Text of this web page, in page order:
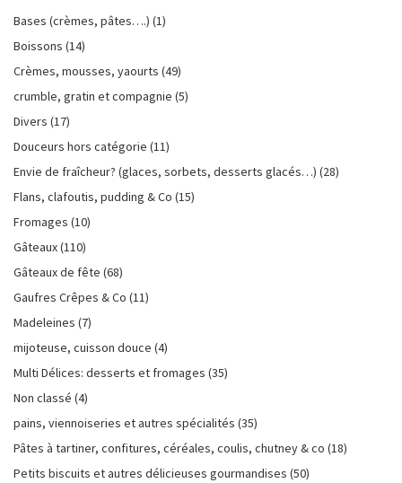
Bases (crèmes, pâtes….) (1)
Boissons (14)
Crèmes, mousses, yaourts (49)
crumble, gratin et compagnie (5)
Divers (17)
Douceurs hors catégorie (11)
Envie de fraîcheur? (glaces, sorbets, desserts glacés…) (28)
Flans, clafoutis, pudding & Co (15)
Fromages (10)
Gâteaux(110)
Gâteaux de fête (68)
Gaufres Crêpes & Co (11)
Madeleines (7)
mijoteuse, cuisson douce (4)
Multi Délices: desserts et fromages (35)
Non classé (4)
pains, viennoiseries et autres spécialités (35)
Pâtes à tartiner, confitures, céréales, coulis, chutney & co (18)
Petits biscuits et autres délicieuses gourmandises (50)